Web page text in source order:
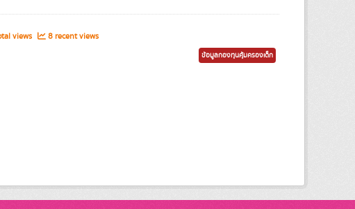
views 8 recent views
ข้อมูลกองทุนคุ้มครองเด็ก